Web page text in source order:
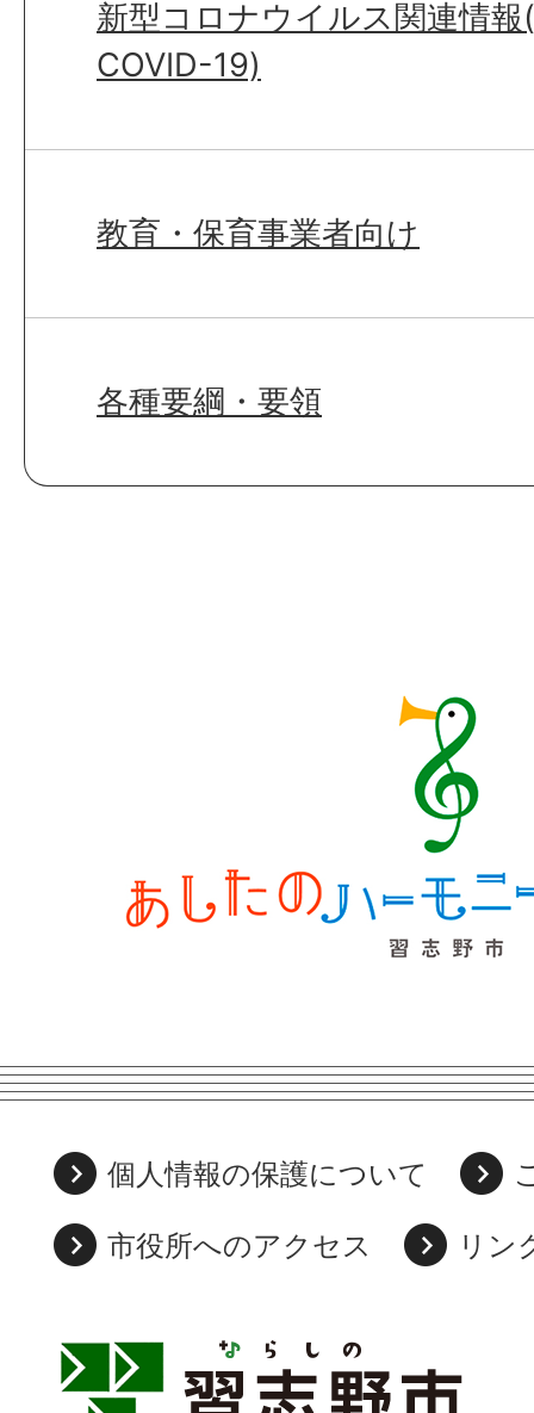
新型コロナウイルス関連情
COVID-19)
教育・保育事業者向け
各種要綱・要領
個人情報の保護について
市役所へのアクセス
リン
習